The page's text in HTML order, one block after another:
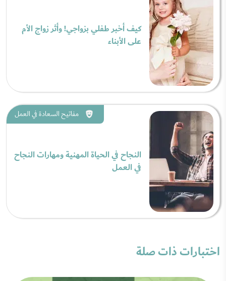
كيف أخبر طفلي بزواجي! وأثر زواج الأم
على الأبناء
مفاتيح السعادة في العمل
النجاح في الحياة المهنية ومهارات النجاح
في العمل
اختبارات ذات صلة